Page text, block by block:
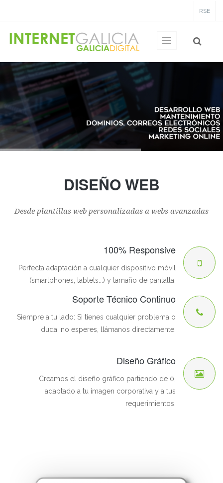
RSE
DISEÑO WEB
Desde plantillas web personalizadas a webs avanzadas
100% Responsive
Perfecta adaptación a cualquier dispositivo móvil
(smartphones, tablets...) y tamaño de pantalla.
Soporte Técnico Continuo
Siempre a tu lado: Si tienes cualquier problema o
duda, no esperes, llámanos directamente.
Diseño Gráfico
Creamos el diseño gráfico partiendo de 0,
adaptado a tu imagen corporativa y a tus
requerimientos.